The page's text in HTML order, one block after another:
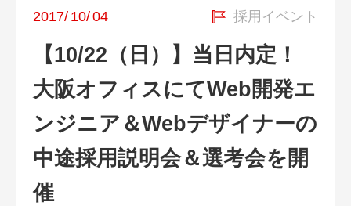
採用イベント
2017/ 10/04
【10/22（日）】当日内定！
大阪オフィスにてWeb開発エ
ンジニア＆Webデザイナーの
中途採用説明会＆選考会を開
催